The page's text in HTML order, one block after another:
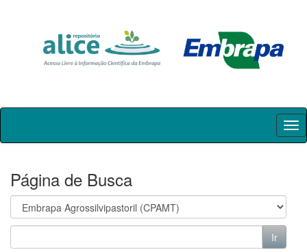
Skip
Página de Busca